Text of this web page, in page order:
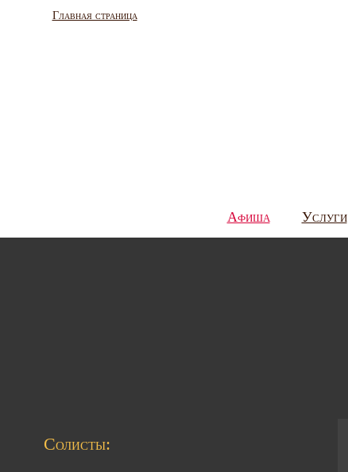
Главная страница
Афиша Услуги
Солисты: